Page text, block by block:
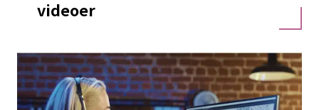
videoer